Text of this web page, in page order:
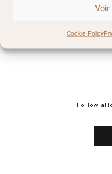
Cookie Policy
Follow